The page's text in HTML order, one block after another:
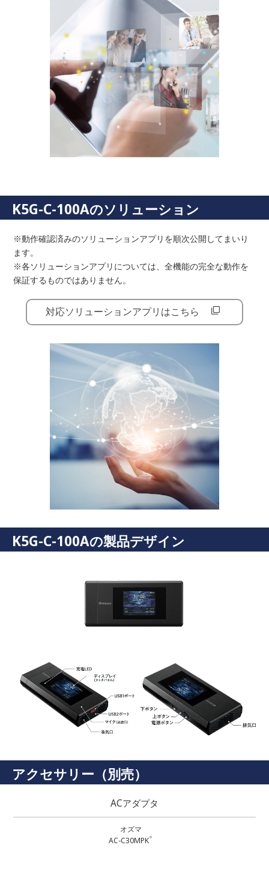
K5G-C-100Aのソリューション
※動作確認済みのソリューションアプリを順次公開してまいり
ます。
※各ソリューションアプリについては、全機能の完全な動作を
保証するものではありません。
対応ソリューションアプリはこちら
K5G-C-100Aの製品デザイン
アクセサリー（別売）
ACアダプタ
オズマ
AC-C30MPK※